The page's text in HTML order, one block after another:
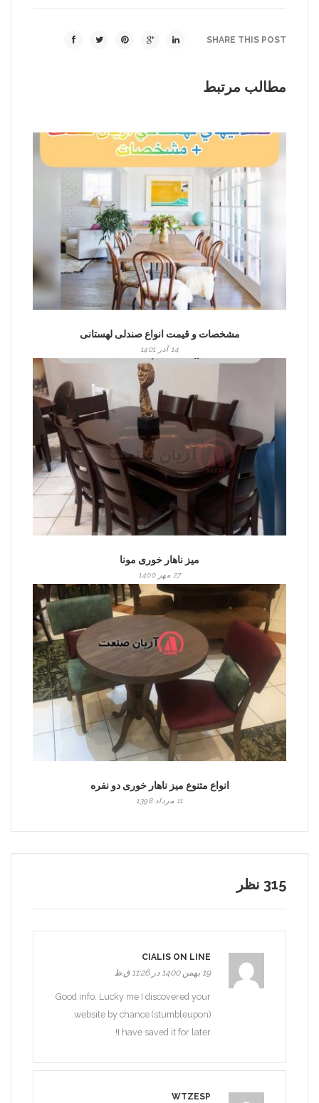
SHARE THIS POST
مطالب مرتبط
مشخصات و قیمت انواع صندلی لهستانی
14 آذر 1401
میز ناهار خوری مونا
27 مهر 1400
انواع متنوع میز ناهار خوری دو نفره
11 مرداد 1398
315 نظر
CIALIS ON LINE
19 بهمن 1400 در 11:26 ق.ظ
Good info. Lucky me I discovered your
website by chance (stumbleupon).
I have saved it for later!
WTZESP